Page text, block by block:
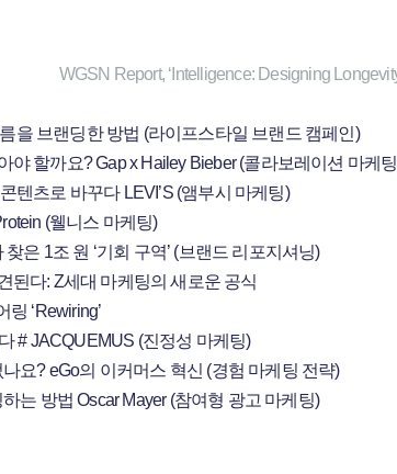
WGSN Report, ‘Intelligence: Designing
을 브랜딩한 방법 (라이프스타일 브랜드 캠페인)
야 할까요? Gap x Hailey Bieber (콜라보레이션 마케
텐츠로 바꾸다 LEVI’S (앰부시 마케팅)
(웰니스 마케팅)
은 1조 원 ‘기회 구역’ (브랜드 리포지셔닝)
된다: Z세대 마케팅의 새로운 공식
‘Rewiring’
# JACQUEMUS (진정성 마케팅)
요? eGo의 이커머스 혁신 (경험 마케팅 전략)
는 방법 Oscar Mayer (참여형 광고 마케팅)